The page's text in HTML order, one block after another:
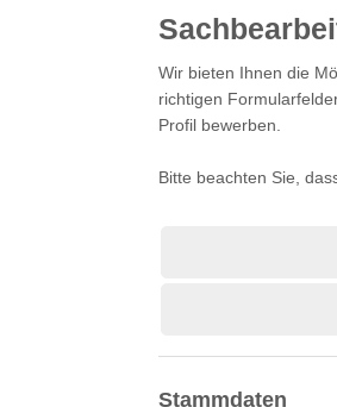
Wir bieten Ihnen die
richtigen
Profil bewerben.
Bitte beachten Sie,
Stammdaten